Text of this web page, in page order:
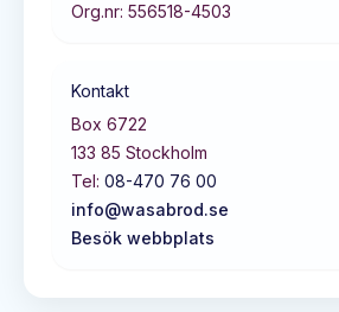
Org.nr: 556518-4503
Kontakt
Box 6722
133 85 Stockholm
Tel: 08-470 76 00
info@wasabrod.se
Besök webbplats